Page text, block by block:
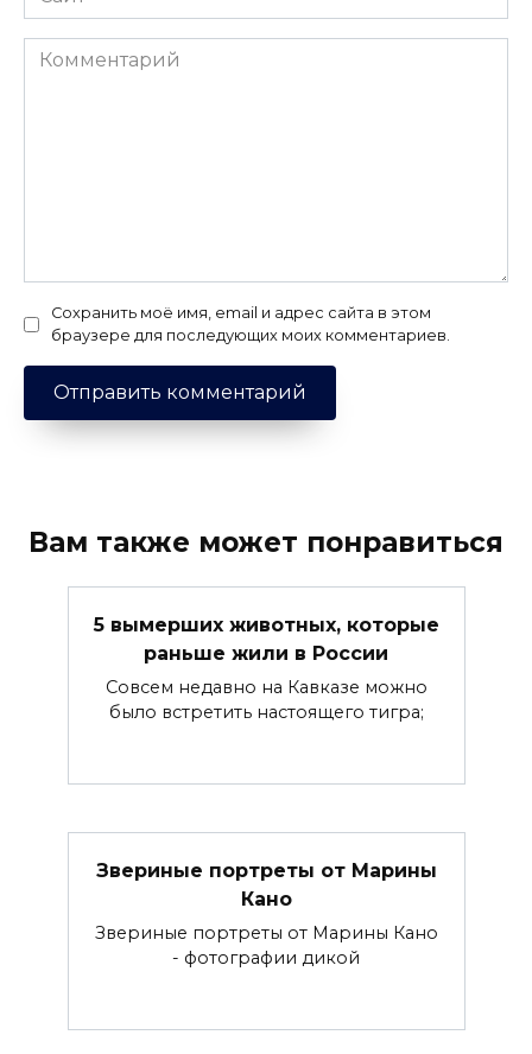
Комментарий
Сохранить моё имя, email и адрес сайта в этом
браузере для последующих моих комментариев.
Вам также может понравиться
5 вымерших животных, которые
раньше жили в России
Совсем недавно на Кавказе можно
было встретить настоящего тигра;
Звериные портреты от Марины
Кано
Звериные портреты от Марины Кано
- фотографии дикой